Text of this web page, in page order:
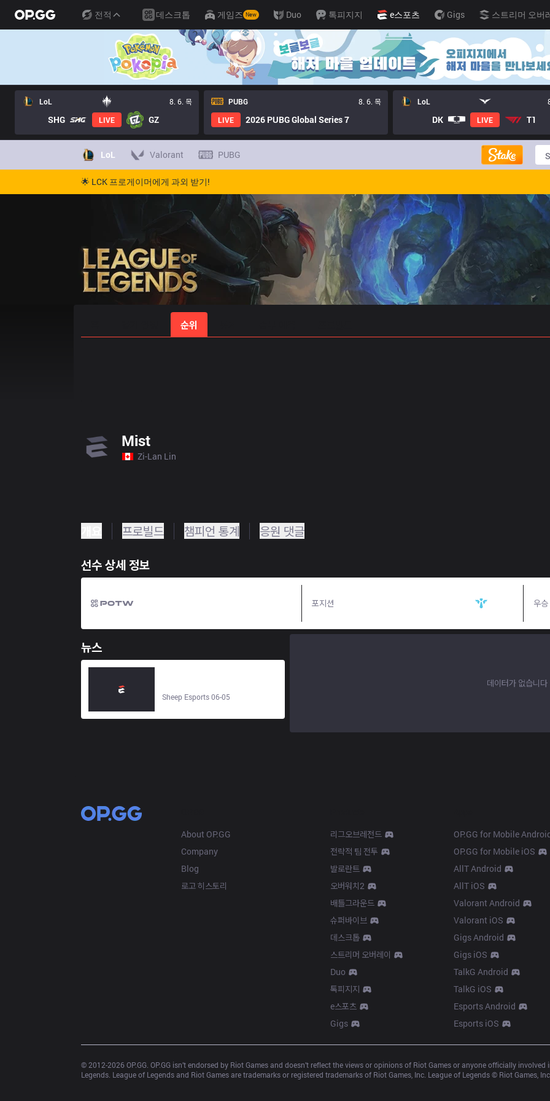
전적 데스크톱 게임즈 New Duo 톡피지지 e스포츠 Gigs 스트리머 오버
LoL 8. 6. 목
SHG LIVE GZ
PUBG
8. 6. 목
LIVE
2026 PUBG Global Series 7
LoL
DK LIVE T1
LoL Valorant PUBG
🌟 LCK 프로게이머에게 과외 받기!
순위
Mist
Zi-Lan Lin
프로빌드 챔피언 통계 응원 댓글
선수 상세 정보
포지션 우승
뉴스
Sheep Esports 06-05
데이터가 없습니다
About OP.GG
Company
Blog
로고 히스토리
리그오브레전드
전략적 팀 전투
발로란트
오버워치2
배틀그라운드
슈퍼바이브
데스크톱
스트리머 오버레이
Duo
톡피지지
e스포츠
Gigs
OP.GG for Mobile
OP.GG for Mobile iOS
AllT Android
AllT iOS
Valorant Android
Valorant iOS
Gigs Android
Gigs iOS
TalkG Android
TalkG iOS
Esports Android
Esports iOS
© 2012-2026 OP.GG. OP.GG isn’t endorsed by Riot Games and doesn’t reflect the views or opinions of Riot Games or anyone officially
Legends. League of Legends and Riot Games are trademarks or registered trademarks of Riot Games, Inc. League of Legends © Riot Games, Inc.